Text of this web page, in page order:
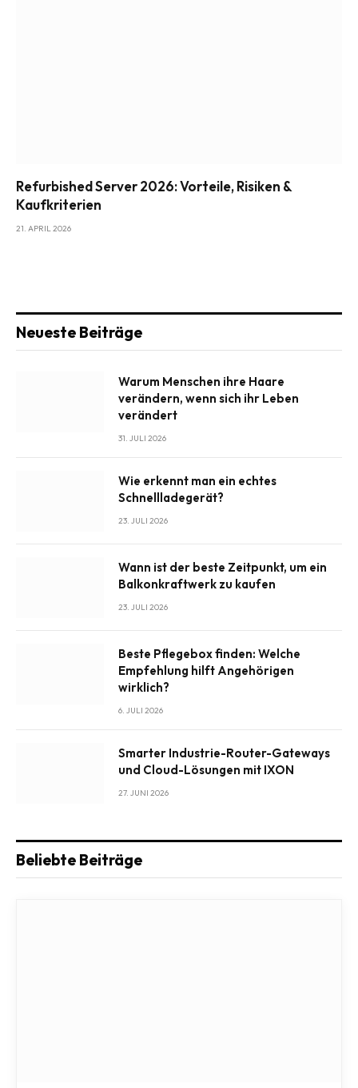
Refurbished Server 2026: Vorteile, Risiken &
Kaufkriterien
21. APRIL 2026
Neueste Beiträge
Warum Menschen ihre Haare
verändern, wenn sich ihr Leben
verändert
31. JULI 2026
Wie erkennt man ein echtes
Schnellladegerät?
23. JULI 2026
Wann ist der beste Zeitpunkt, um ein
Balkonkraftwerk zu kaufen
23. JULI 2026
Beste Pflegebox finden: Welche
Empfehlung hilft Angehörigen
wirklich?
6. JULI 2026
Smarter Industrie-Router-Gateways
und Cloud-Lösungen mit IXON
27. JUNI 2026
Beliebte Beiträge